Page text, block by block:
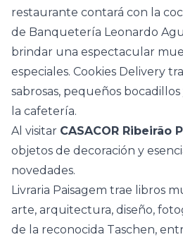
restaurante contará con la
de Banquetería Leonardo
brindar una espectacular
especiales. Cookies Delivery
sabrosas, pequeños
la cafetería.
Al visitar CASACOR Ribeirão
objetos de decoración y
novedades.
Livraria Paisagem trae libros
arte, arquitectura, diseño,
de la reconocida Taschen,